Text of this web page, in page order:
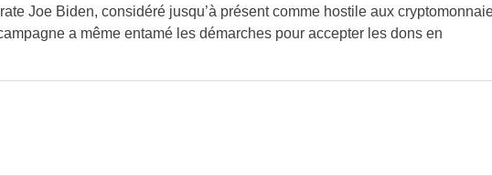
Joe Biden, considéré jusqu’à présent comme hostile aux
a même entamé les démarches pour accepter les dons en